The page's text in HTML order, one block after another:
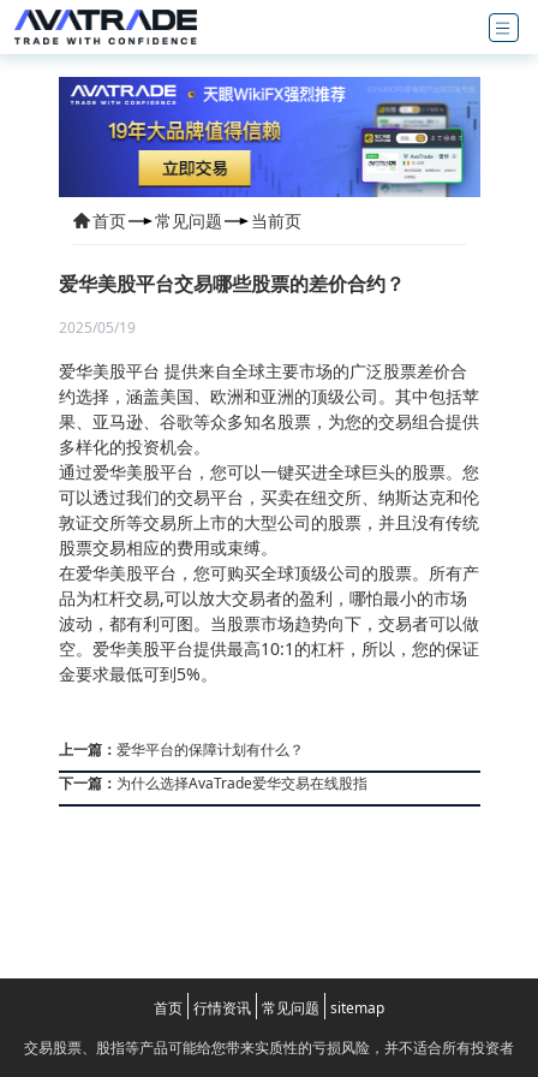
首页 常见问题 当前页
爱华美股平台交易哪些股票的差价合约？
2025/05/19
爱华美股平台 提供来自全球主要市场的广泛股票差价合
约选择，涵盖美国、欧洲和亚洲的顶级公司。其中包括苹
果、亚马逊、谷歌等众多知名股票，为您的交易组合提供
多样化的投资机会。
通过爱华美股平台，您可以一键买进全球巨头的股票。您
可以透过我们的交易平台，买卖在纽交所、纳斯达克和伦
敦证交所等交易所上市的大型公司的股票，并且没有传统
股票交易相应的费用或束缚。
在爱华美股平台，您可购买全球顶级公司的股票。所有产
品为杠杆交易,可以放大交易者的盈利，哪怕最小的市场
波动，都有利可图。当股票市场趋势向下，交易者可以做
空。爱华美股平台提供最高10:1的杠杆，所以，您的保证
金要求最低可到5%。
上一篇： 爱华平台的保障计划有什么？
下一篇： 为什么选择AvaTrade爱华交易在线股指
首页 行情资讯 常见问题 sitemap
交易股票、股指等产品可能给您带来实质性的亏损风险，并不适合所有投资者